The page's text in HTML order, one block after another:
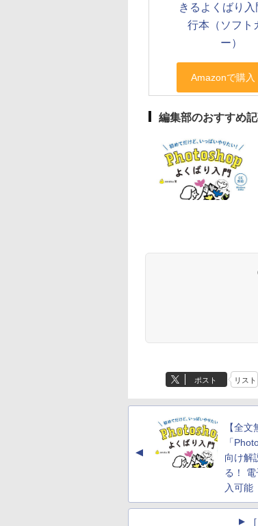
きるよくばり入
行本（ソフト
ー）
編集部のおすすめ
ポスト リスト
▲
【全文
「
向け解
る！
入可能